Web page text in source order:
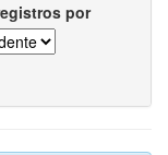
por